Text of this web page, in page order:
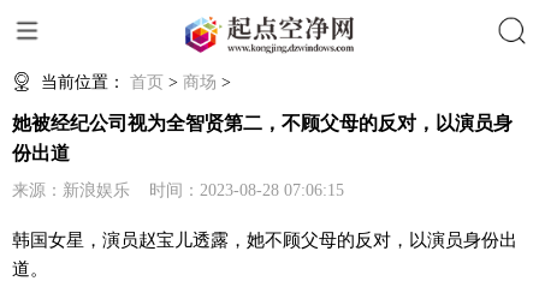
当前位置： 首页 > 商场 >
她被经纪公司视为全智贤第二，不顾父母的反对，以演员身
份出道
来源：新浪娱乐 时间：2023-08-28 07:06:15
韩国女星，演员赵宝儿透露，她不顾父母的反对，以演员身份出
道。